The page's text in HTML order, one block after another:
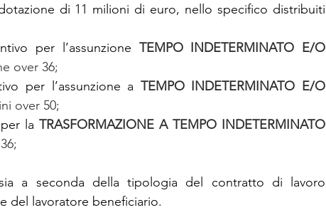
di 11 milioni di euro, nello specifico distribuiti
per l’assunzione TEMPO INDETERMINATO E/O
over 36;
per l’assunzione a TEMPO INDETERMINATO E/O
over 50;
per la TRASFORMAZIONE A TEMPO INDETERMINATO
a seconda della tipologia del contratto di lavoro
del lavoratore beneficiario.